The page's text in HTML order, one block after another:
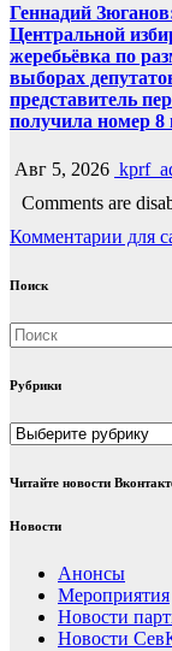
Геннадий
Центральной
жеребьёвка по
выборах
представитель
получила номер 8
Авг 5, 2026
Comments are
Комментарии для
Поиск
Рубрики
Рубрики
Читайте новости
Новости
Анонсы
Мероприятия
Новости
Новости